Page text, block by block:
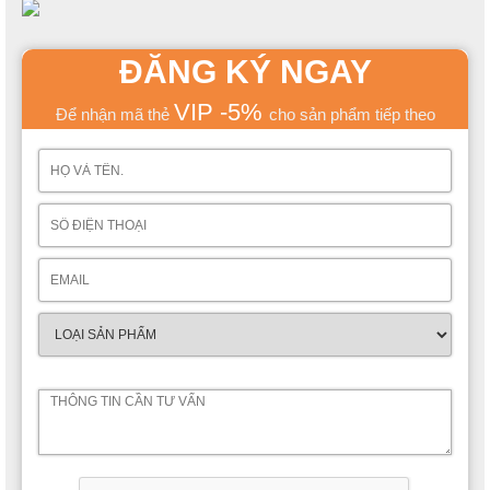
ĐĂNG KÝ NGAY
Để nhận mã thẻ VIP -5% cho sản phẩm tiếp theo